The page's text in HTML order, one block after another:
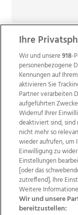
Wir über uns
Datenschutz
AGB Website
Ihre
Wir und unsere918-
personenbezogene
Kennungen auf
aktivieren Sie
Partner verarbeiten
aufgeführten
Widerruf Ihrer
deaktiviert sind,
nicht mehr so
wieder aufrufen, um
Einwilligung zu
Einstellungen
[oder das
zutreffend]. Ihre
Weitere
Wir und unsere
bereitzustellen: